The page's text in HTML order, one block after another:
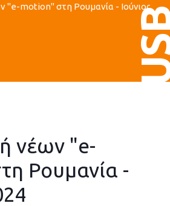
"e-motion" στη Ρουμανία - Ιούνιος
νέων "e-
Ρουμανία -